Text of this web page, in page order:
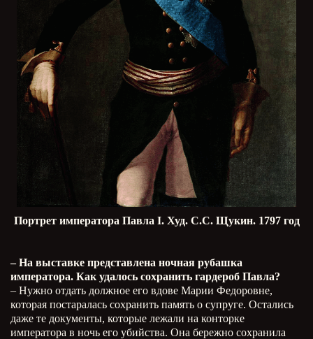
Портрет императора Павла I. Худ. С.С. Щукин. 1797 год
– На выставке представлена ночная рубашка
императора. Как удалось сохранить гардероб Павла?
– Нужно отдать должное его вдове Марии Федоровне,
которая постаралась сохранить память о супруге. Остались
даже те документы, которые лежали на конторке
императора в ночь его убийства. Она бережно сохранила